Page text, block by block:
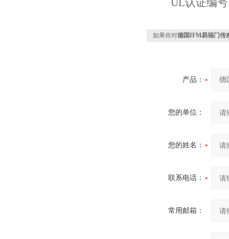
UL认证编
如果你对德国IFM易福门传
产品：
您的单位：
您的姓名：
联系电话：
常用邮箱：